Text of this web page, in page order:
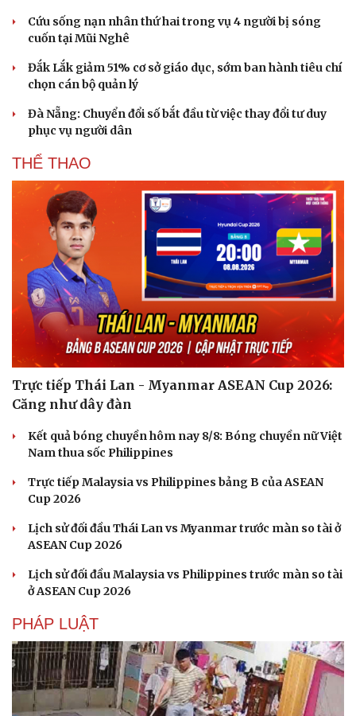
Văn hóa
Sân khấu - Điện ảnh
Âm nhạc
Giải trí
Cứu sống nạn nhân thứ hai trong vụ 4 người bị sóng
cuốn tại Mũi Nghê
Đắk Lắk giảm 51% cơ sở giáo dục, sớm ban hành tiêu chí
chọn cán bộ quản lý
Đà Nẵng: Chuyển đổi số bắt đầu từ việc thay đổi tư duy
phục vụ người dân
THỂ THAO
Trực tiếp Thái Lan - Myanmar ASEAN Cup 2026:
Căng như dây đàn
Kết quả bóng chuyền hôm nay 8/8: Bóng chuyền nữ Việt
Nam thua sốc Philippines
Trực tiếp Malaysia vs Philippines bảng B của ASEAN
Cup 2026
Lịch sử đối đầu Thái Lan vs Myanmar trước màn so tài ở
ASEAN Cup 2026
Lịch sử đối đầu Malaysia vs Philippines trước màn so tài
ở ASEAN Cup 2026
PHÁP LUẬT